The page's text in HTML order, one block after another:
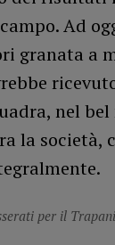
Ad
granata a
nel
la società,
per il